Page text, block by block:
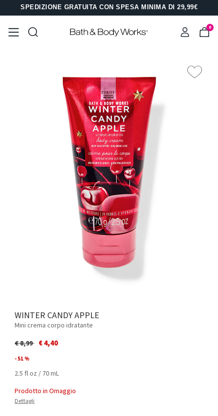
SPEDIZIONE GRATUITA CON SPESA MINIMA DI 29,99€
0
WINTER CANDY APPLE
Mini crema corpo idratante
Price reduced from
€ 8,99to€ 4,40
- 51 %
2.5 fl oz / 70 mL
Prodotto in Omaggio
Dettagli